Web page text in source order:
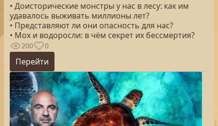
• Доисторические монстры у нас в лесу: как им
удавалось выживать миллионы лет?
• Представляют ли они опасность для нас?
• Мох и водоросли: в чём секрет их бессмертия?
200 0
Перейти